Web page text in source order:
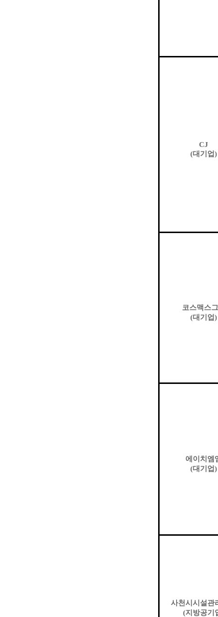
CJ
(대기업)
코스맥스
(대기업)
에이치엠
(대기업)
사천시시설관
(지방공기